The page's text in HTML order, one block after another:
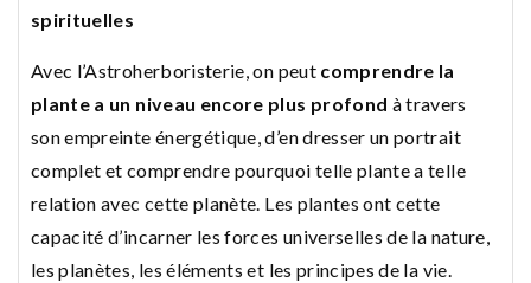
spirituelles
Avec l’Astroherboristerie, on peut comprendre la
plante a un niveau encore plus profond à travers
son empreinte énergétique, d’en dresser un portrait
complet et comprendre pourquoi telle plante a telle
relation avec cette planète. Les plantes ont cette
capacité d’incarner les forces universelles de la nature,
les planètes, les éléments et les principes de la vie.